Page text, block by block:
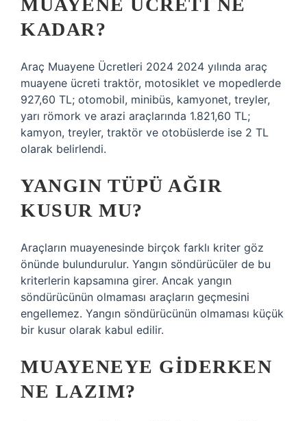
MUAYENE ÜCRETI NE
KADAR?
Araç Muayene Ücretleri 2024 2024 yılında araç
muayene ücreti traktör, motosiklet ve mopedlerde
927,60 TL; otomobil, minibüs, kamyonet, treyler,
yarı römork ve arazi araçlarında 1.821,60 TL;
kamyon, treyler, traktör ve otobüslerde ise 2 TL
olarak belirlendi.
YANGIN TÜPÜ AĞIR
KUSUR MU?
Araçların muayenesinde birçok farklı kriter göz
önünde bulundurulur. Yangın söndürücüler de bu
kriterlerin kapsamına girer. Ancak yangın
söndürücünün olmaması araçların geçmesini
engellemez. Yangın söndürücünün olmaması küçük
bir kusur olarak kabul edilir.
MUAYENEYE GIDERKEN
NE LAZIM?